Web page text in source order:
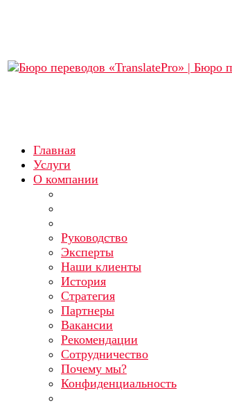
Главная
Услуги
О компании
Руководство
Эксперты
Наши клиенты
История
Стратегия
Партнеры
Вакансии
Рекомендации
Сотрудничество
Почему мы?
Конфиденциальность